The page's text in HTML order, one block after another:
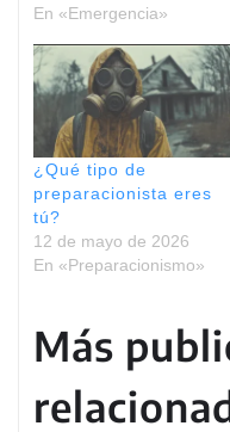
En «Emergencia»
¿Qué tipo de
preparacionista eres
tú?
12 de mayo de 2026
En «Preparacionismo»
Más